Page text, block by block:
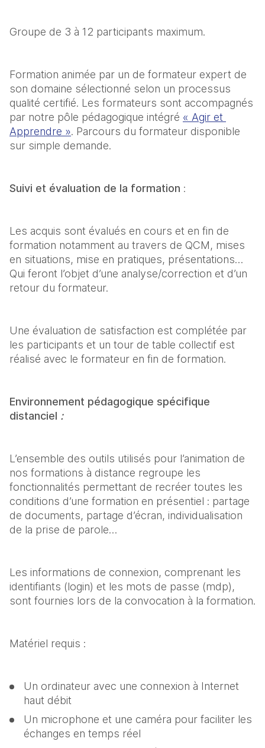
Groupe de 3 à 12 participants maximum.
Formation animée par un de formateur expert de
son domaine sélectionné selon un processus
qualité certifié. Les formateurs sont accompagnés
par notre pôle pédagogique intégré « Agir et
Apprendre ». Parcours du formateur disponible
sur simple demande.
Suivi et évaluation de la formation :
Les acquis sont évalués en cours et en fin de
formation notamment au travers de QCM, mises
en situations, mise en pratiques, présentations…
Qui feront l’objet d’une analyse/correction et d’un
retour du formateur.
Une évaluation de satisfaction est complétée par
les participants et un tour de table collectif est
réalisé avec le formateur en fin de formation.
Environnement pédagogique spécifique
distanciel :
L’ensemble des outils utilisés pour l’animation de
nos formations à distance regroupe les
fonctionnalités permettant de recréer toutes les
conditions d’une formation en présentiel : partage
de documents, partage d’écran, individualisation
de la prise de parole…
Les informations de connexion, comprenant les
identifiants (login) et les mots de passe (mdp),
sont fournies lors de la convocation à la formation.
Matériel requis :
Un ordinateur avec une connexion à Internet
haut débit
Un microphone et une caméra pour faciliter les
échanges en temps réel